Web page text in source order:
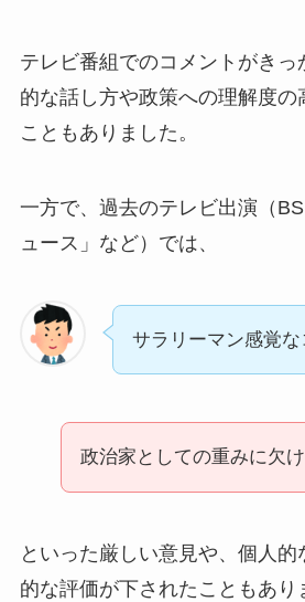
テレビ番組でのコメントがきっ
的な話し方や政策への理解度の
こともありました。
一方で、過去のテレビ出演（
ュース」など）では、
サラリーマン感覚な
政治家としての重みに欠け
といった厳しい意見や、個人的
的な評価が下されたこともあり